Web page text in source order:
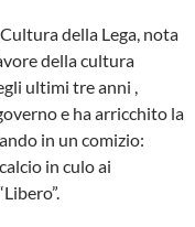
della Lega, nota
della cultura
ultimi tre anni ,
e ha arricchito la
in un comizio:
in culo ai